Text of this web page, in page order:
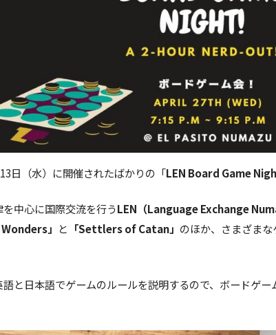
日（水）に開催されたばかりの「LEN Board Game
中心に国際交流を行うLEN（Language Exchange
Wonders」 と 「Settlers of Catan」 のほか、さまざま
語と日本語でゲームのルールを説明するので、ボードゲ